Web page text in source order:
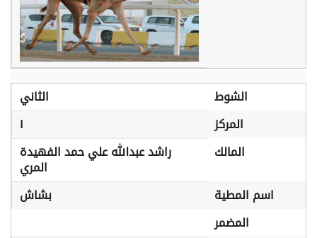
الشوط
الثاني
المركز
١
المالك
راشد عبدالله علي حمد الفهيدة
المري
اسم المطية
بشاش
المضمر